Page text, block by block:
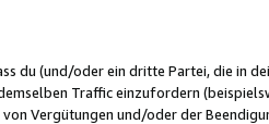
du (und/oder ein dritte Partei, die in
Traffic einzufordern
Vergütungen und/oder der